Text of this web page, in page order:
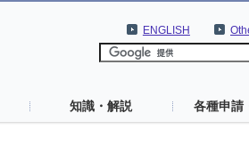
ENGLISH
知識・解説 各種申請